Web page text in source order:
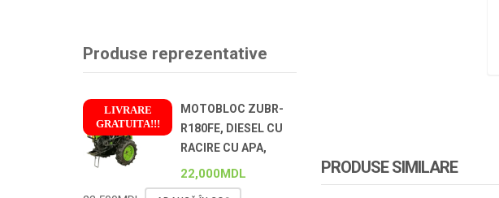
PRODUSE SIMILARE
Produse reprezentative
LIVRARE
GRATUITA!!!
!
MOTOBLOC ZUBR-
R180FE, DIESEL CU
RACIRE CU APA,
22,000MDL